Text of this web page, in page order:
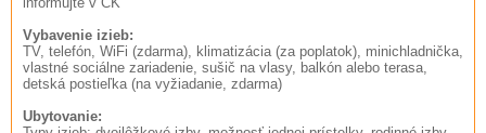
Vybavenie izieb:
TV, telefón, WiFi (zdarma), klimatizácia (za poplatok), minichladnička,
vlastné sociálne zariadenie, sušič na vlasy, balkón alebo terasa,
detská postieľka (na vyžiadanie, zdarma)
Ubytovanie: